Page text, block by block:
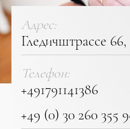
Адрес:
Гледичштрассе
Телефон:
+491791141386
+49 (0) 30 260 355